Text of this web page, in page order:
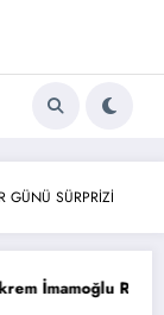
GÜNÜ SÜRPRİZİ